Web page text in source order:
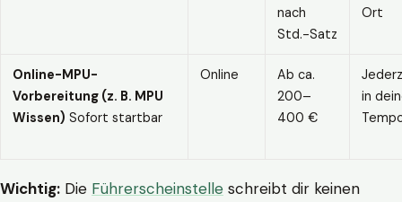
nach
Std.-Satz
Ort
Online-MPU-
Vorbereitung (z. B. MPU
Wissen) Sofort startbar
Online
Ab ca.
200–
400 €
in
Wichtig: Die Führerscheinstelle schreibt dir keinen